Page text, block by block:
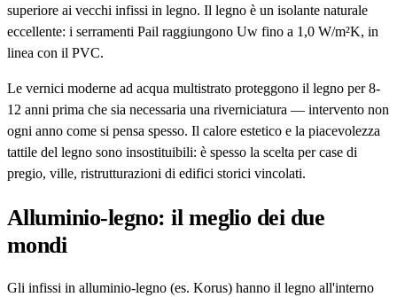
superiore ai vecchi infissi in legno. Il legno è un isolante naturale
eccellente: i serramenti Pail raggiungono Uw fino a 1,0 W/m²K, in
linea con il PVC.
Le vernici moderne ad acqua multistrato proteggono il legno per 8-
12 anni prima che sia necessaria una riverniciatura — intervento non
ogni anno come si pensa spesso. Il calore estetico e la piacevolezza
tattile del legno sono insostituibili: è spesso la scelta per case di
pregio, ville, ristrutturazioni di edifici storici vincolati.
Alluminio-legno: il meglio dei due
mondi
Gli infissi in alluminio-legno (es. Korus) hanno il legno all'interno